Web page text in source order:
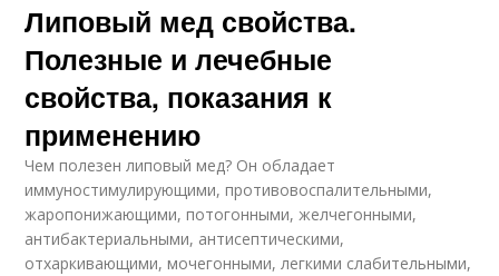
Липовый мед свойства.
Полезные и лечебные
свойства, показания к
применению
Чем полезен липовый мед? Он обладает
иммуностимулирующими, противовоспалительными,
жаропонижающими, потогонными, желчегонными,
антибактериальными, антисептическими,
отхаркивающими, мочегонными, легкими слабительными,